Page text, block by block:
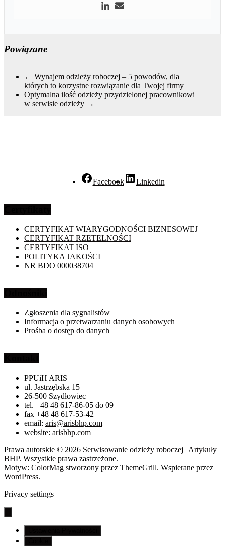
Powiązane
← Wynajem odzieży roboczej – 5 powodów, dla
których to korzystne rozwiązanie dla Twojej firmy
Optymalna ilość odzieży przydzielonej pracownikowi
w serwisie odzieży →
Facebook Linkedin
CERTYFIKAT WIARYGODNOŚCI BIZNESOWEJ
CERTYFIKAT RZETELNOŚCI
CERTYFIKAT ISO
POLITYKA JAKOŚCI
NR BDO 000038704
Zgłoszenia dla sygnalistów
Informacja o przetwarzaniu danych osobowych
Prośba o dostęp do danych
PPUiH ARIS
ul. Jastrzębska 15
26-500 Szydłowiec
tel. +48 48 617-86-05 do 09
fax +48 48 617-53-42
email: aris@arisbhp.com
website: arisbhp.com
Prawa autorskie © 2026 Serwisowanie odzieży roboczej | Artykuły
BHP. Wszystkie prawa zastrzeżone.
Motyw: ColorMag stworzony przez ThemeGrill. Wspierane przez
WordPress.
Privacy settings